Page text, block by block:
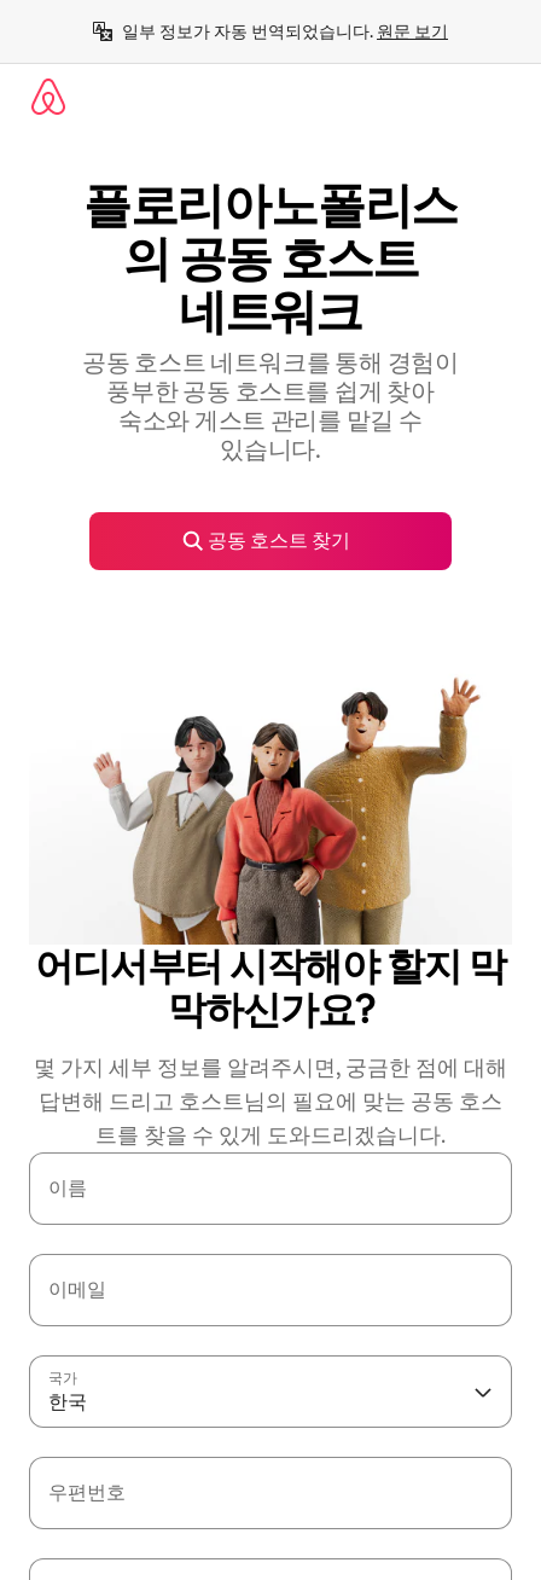
츠
일부 정보가 자동 번역되었습니다. 원문 보기
플로리아노폴리스
의 공⁠동 호⁠스⁠트
네⁠트⁠워⁠크
공동 호스트 네트워크를 통해 경험이
풍부한 공⁠동 호⁠스⁠트⁠를 쉽⁠게 찾⁠아
숙⁠소⁠와 게⁠스⁠트 관⁠리⁠를 맡⁠길 수
있⁠습⁠니⁠다⁠.
공동 호스트 찾기
어디서부터 시작해야 할지 막
막하신가요?
몇 가지 세부 정보를 알려주시면, 궁금한 점에 대해
답변해 드리고 호스트님의 필요에 맞는 공동 호스
트를 찾을 수 있게 도와드리겠습니다.
이름
이메일
국가
한국
우편번호